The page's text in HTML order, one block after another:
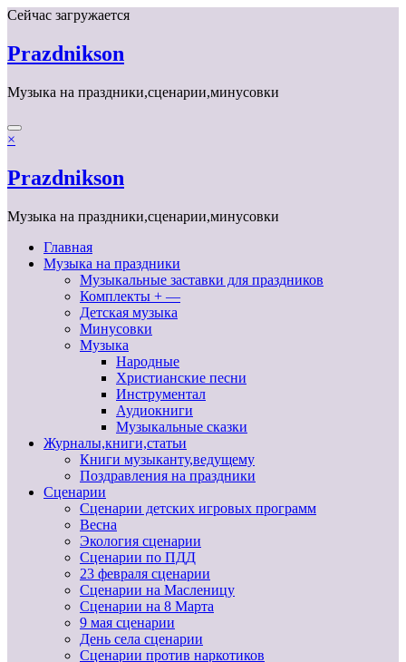
Перейти
содержимому
Сейчас загружается
Prazdnikson
Музыка на праздники,сценарии,минусовки
×
Prazdnikson
Музыка на праздники,сценарии,минусовки
Главная
Музыка на праздники
Музыкальные заставки для праздников
Комплекты + —
Детская музыка
Минусовки
Музыка
Народные
Христианские песни
Инструментал
Аудиокниги
Музыкальные сказки
Журналы,книги,статьи
Книги музыканту,ведущему
Поздравления на праздники
Сценарии
Сценарии детских игровых программ
Весна
Экология сценарии
Сценарии по ПДД
23 февраля сценарии
Сценарии на Масленицу
Сценарии на 8 Марта
9 мая сценарии
День села сценарии
Сценарии против наркотиков